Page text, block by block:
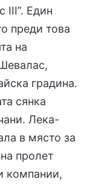
III”. Един
преди това
на
градина.
сянка
Лека-
в място за
пролет
компании,